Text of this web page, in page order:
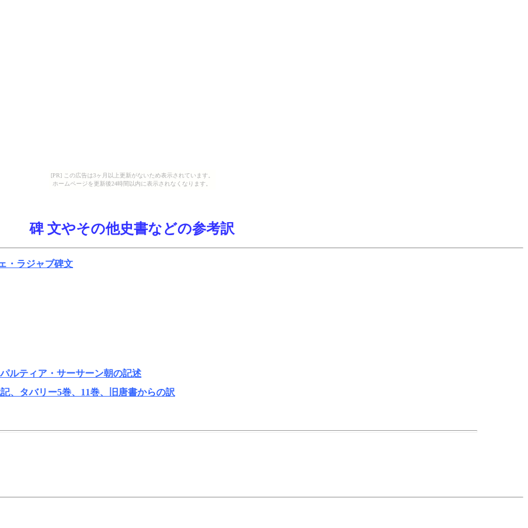
[PR] この広告は3ヶ月以上更新がないため表示されています。
ホームページを更新後24時間以内に表示されなくなります。
碑 文やその他史書などの参考訳
・ラジャブ碑文
ルティア・サーサーン朝の記述
、タバリー5巻、11巻、旧唐書からの訳